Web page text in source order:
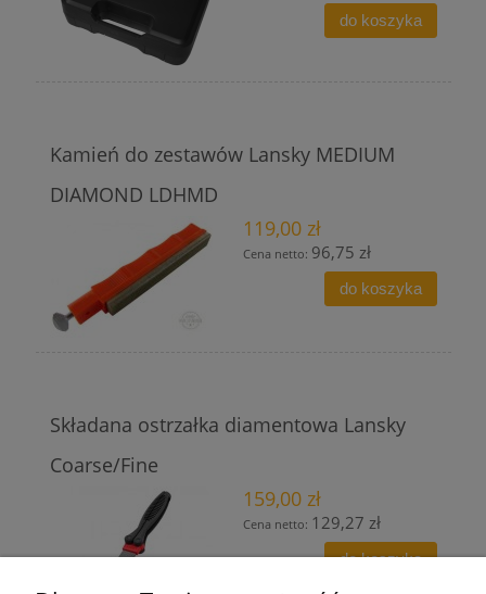
do koszyka
Kamień do zestawów Lansky MEDIUM
DIAMOND LDHMD
119,00 zł
Cena netto: 96,75 zł
do koszyka
Składana ostrzałka diamentowa Lansky
Coarse/Fine
159,00 zł
Cena netto: 129,27 zł
do koszyka